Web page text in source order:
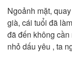
Ngoảnh mặt,
già, cái tuổi đã
đã đến không
nhỏ dấu yêu , ta